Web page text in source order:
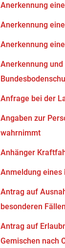
Anerkennung
Anerkennung
Anerkennung
Anerkennung
Anfrage bei der
Angaben zur
wahrnimmt
Anhänger
Anmeldung eines
Antrag auf
besonderen
Antrag auf
Gemischen nach